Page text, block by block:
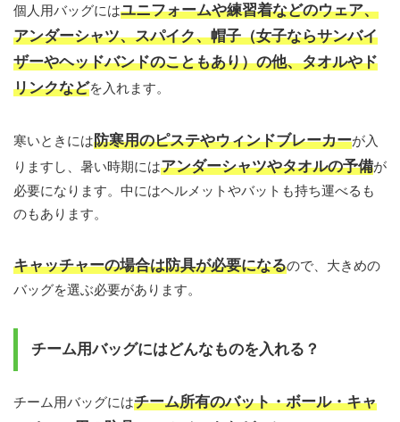
個人用バッグにはユニフォームや練習着などのウェア、
アンダーシャツ、スパイク、帽子（女子ならサンバイ
ザーやヘッドバンドのこともあり）の他、タオルやド
リンクなどを入れます。
寒いときには防寒用のピステやウィンドブレーカーが入
りますし、暑い時期にはアンダーシャツやタオルの予備が
必要になります。中にはヘルメットやバットも持ち運べるも
のもあります。
キャッチャーの場合は防具が必要になるので、大きめの
バッグを選ぶ必要があります。
チーム用バッグにはどんなものを入れる？
チーム用バッグにはチーム所有のバット・ボール・キャ